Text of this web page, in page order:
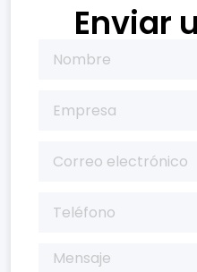
Enviar